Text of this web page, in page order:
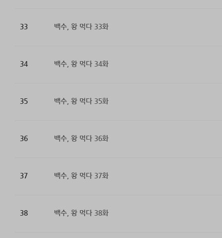
33 백수, 왕 먹다 33화
34 백수, 왕 먹다 34화
35 백수, 왕 먹다 35화
36 백수, 왕 먹다 36화
37 백수, 왕 먹다 37화
38 백수, 왕 먹다 38화